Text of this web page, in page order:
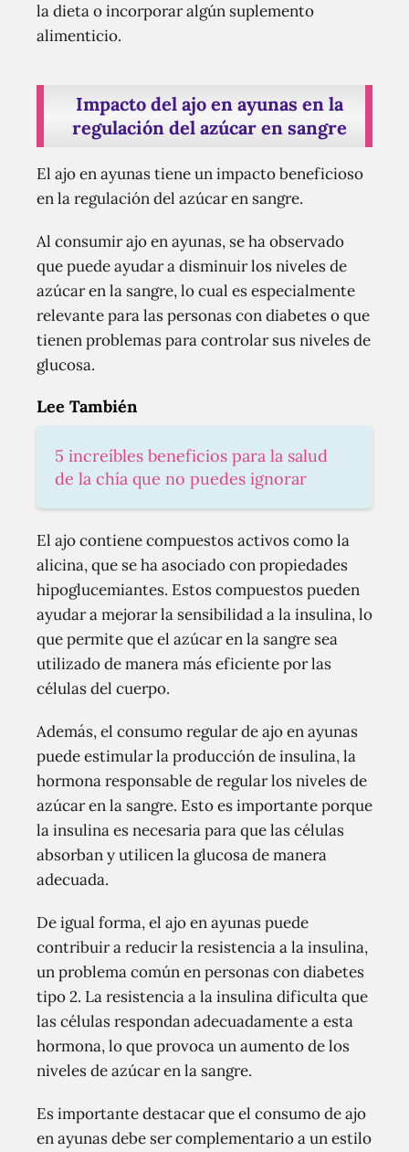
la dieta o incorporar algún suplemento
alimenticio.
Impacto del ajo en ayunas en la
regulación del azúcar en sangre
El ajo en ayunas tiene un impacto beneficioso
en la regulación del azúcar en sangre.
Al consumir ajo en ayunas, se ha observado
que puede ayudar a disminuir los niveles de
azúcar en la sangre, lo cual es especialmente
relevante para las personas con diabetes o que
tienen problemas para controlar sus niveles de
glucosa.
Lee También
5 increíbles beneficios para la salud
de la chía que no puedes ignorar
El ajo contiene compuestos activos como la
alicina, que se ha asociado con propiedades
hipoglucemiantes. Estos compuestos pueden
ayudar a mejorar la sensibilidad a la insulina, lo
que permite que el azúcar en la sangre sea
utilizado de manera más eficiente por las
células del cuerpo.
Además, el consumo regular de ajo en ayunas
puede estimular la producción de insulina, la
hormona responsable de regular los niveles de
azúcar en la sangre. Esto es importante porque
la insulina es necesaria para que las células
absorban y utilicen la glucosa de manera
adecuada.
De igual forma, el ajo en ayunas puede
contribuir a reducir la resistencia a la insulina,
un problema común en personas con diabetes
tipo 2. La resistencia a la insulina dificulta que
las células respondan adecuadamente a esta
hormona, lo que provoca un aumento de los
niveles de azúcar en la sangre.
Es importante destacar que el consumo de ajo
en ayunas debe ser complementario a un estilo